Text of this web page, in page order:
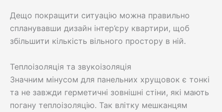
Дещо покращити ситуацію можна правильно
спланувавши дизайн інтер’єру квартири, щоб
збільшити кількість вільного простору в ній.
Теплоізоляція та звукоізоляція
Значним мінусом для панельних хрущовок є тонкі
та не завжди герметичні зовнішні стіни, які мають
погану теплоізоляцію. Так влітку мешканцям